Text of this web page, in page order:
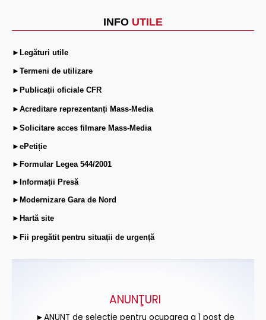
INFO UTILE
►Legături utile
►Termeni de utilizare
►Publicații oficiale CFR
►Acreditare reprezentanți Mass-Media
►Solicitare acces filmare Mass-Media
►ePetiție
►Formular Legea 544/2001
►Informații Presă
►Modernizare Gara de Nord
►Hartă site
►Fii pregătit pentru situații de urgență
ANUNŢURI
►ANUNȚ de selecție pentru ocuparea a 1 post de